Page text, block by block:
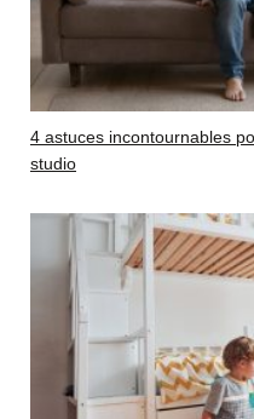
4 astuces incontournables
studio